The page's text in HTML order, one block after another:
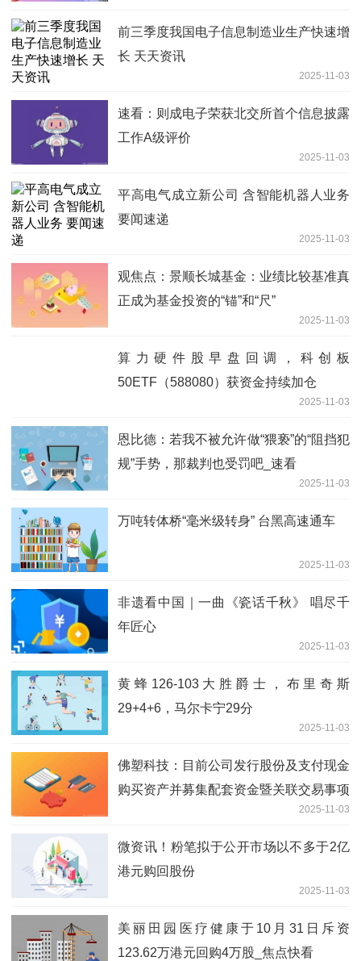
前三季度我国电子信息制造业生产快速增
长 天天资讯
2025-11-03
速看：则成电子荣获北交所首个信息披露
工作A级评价
2025-11-03
平高电气成立新公司 含智能机器人业务
要闻速递
2025-11-03
观焦点：景顺长城基金：业绩比较基准真
正成为基金投资的“锚”和“尺”
2025-11-03
算力硬件股早盘回调，科创板
50ETF（588080）获资金持续加仓
2025-11-03
恩比德：若我不被允许做“猥亵”的“阻挡犯
规”手势，那裁判也受罚吧_速看
2025-11-03
万吨转体桥“毫米级转身” 台黑高速通车
2025-11-03
非遗看中国｜一曲《瓷话千秋》 唱尽千
年匠心
2025-11-03
黄蜂126-103大胜爵士，布里奇斯
29+4+6，马尔卡宁29分
2025-11-03
佛塑科技：目前公司发行股份及支付现金
购买资产并募集配套资金暨关联交易事项
2025-11-03
微资讯！粉笔拟于公开市场以不多于2亿
港元购回股份
2025-11-03
美丽田园医疗健康于10月31日斥资
123.62万港元回购4万股_焦点快看